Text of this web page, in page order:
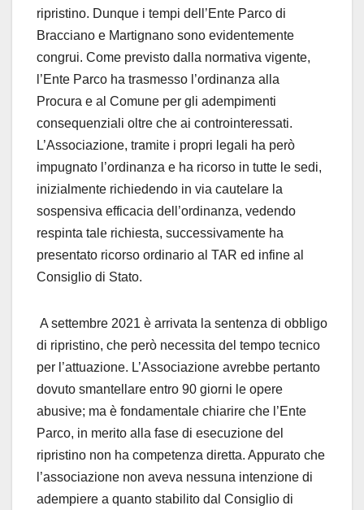
ripristino. Dunque i tempi dell’Ente Parco di
Bracciano e Martignano sono evidentemente
congrui. Come previsto dalla normativa vigente,
l’Ente Parco ha trasmesso l’ordinanza alla
Procura e al Comune per gli adempimenti
consequenziali oltre che ai controinteressati.
L’Associazione, tramite i propri legali ha però
impugnato l’ordinanza e ha ricorso in tutte le sedi,
inizialmente richiedendo in via cautelare la
sospensiva efficacia dell’ordinanza, vedendo
respinta tale richiesta, successivamente ha
presentato ricorso ordinario al TAR ed infine al
Consiglio di Stato.
A settembre 2021 è arrivata la sentenza di obbligo
di ripristino, che però necessita del tempo tecnico
per l’attuazione. L’Associazione avrebbe pertanto
dovuto smantellare entro 90 giorni le opere
abusive; ma è fondamentale chiarire che l’Ente
Parco, in merito alla fase di esecuzione del
ripristino non ha competenza diretta. Appurato che
l’associazione non aveva nessuna intenzione di
adempiere a quanto stabilito dal Consiglio di